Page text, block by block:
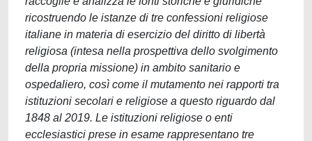
ricostruendo le istanze di tre confessioni religiose
italiane in materia di esercizio del diritto di libertà
religiosa (intesa nella prospettiva dello svolgimento
della propria missione) in ambito sanitario e
ospedaliero, così come il mutamento nei rapporti tra
istituzioni secolari e religiose a questo riguardo dal
1848 al 2019. Le istituzioni religiose o enti
ecclesiastici prese in esame rappresentano tre